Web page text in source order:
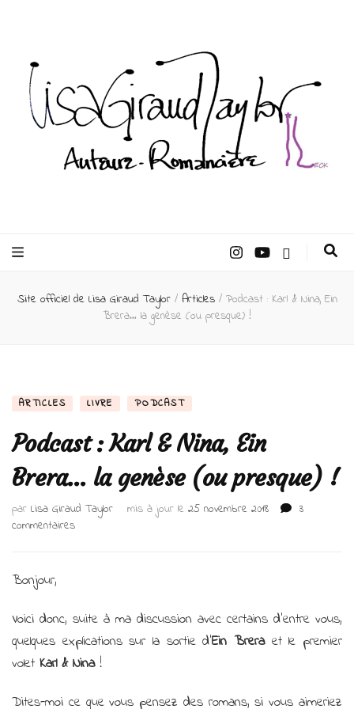
Taylor –
Auteur
Site officiel de Lisa Giraud Taylor / Articles / Podcast : Karl & Nina, Ein
Brera… la genèse (ou presque) !
ARTICLES LIVRE PODCAST
Podcast : Karl & Nina, Ein
Brera… la genèse (ou presque) !
par Lisa Giraud Taylor mis à jour le 25 novembre 2018
3
commentairessur
Ein
Brera…
la
Bonjour,
Voici donc, suite à ma discussion avec certains d’entre vous,
quelques explications sur la sortie d’Ein Breraet le premier
volet Karl & Nina!
Dites-moi ce que vous pensez des romans, si vous aimeriez